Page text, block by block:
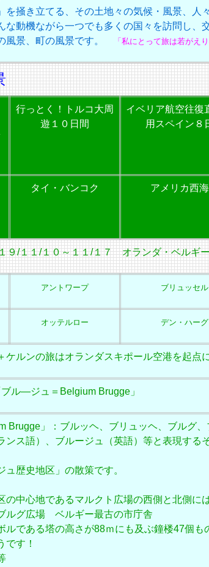
を掻き立てる、その土地々の気候・風景、人
な動機ながら一つでも多くの国々を訪問し、
風景、町の風景です。
「私にとって旅は若がえ
行っとく！トルコ大周
遊１０日間
イベリア航空往復
用スペイン８
タイ・バンコク アメリカ西
９/１１/１０～１１/１７ オランダ・ベルギ
アントワープ ブリュッセル
オッテルロー デン・ハーグ
ルンの旅はオランダスキポール空港を起点
ル―ジュ＝Belgium Brugge」
Brugge」：ブルッヘ、ブリュッヘ、ブルグ
ス語）、ブルージュ（英語）等と表現するそ
ュ歴史地区」 の散策です。
中心地であるマルクト広場の西側と北側に
ルグ広場 ベルギー最古の市庁舎
である塔の高さが88ｍにも及ぶ鐘楼47個
です！